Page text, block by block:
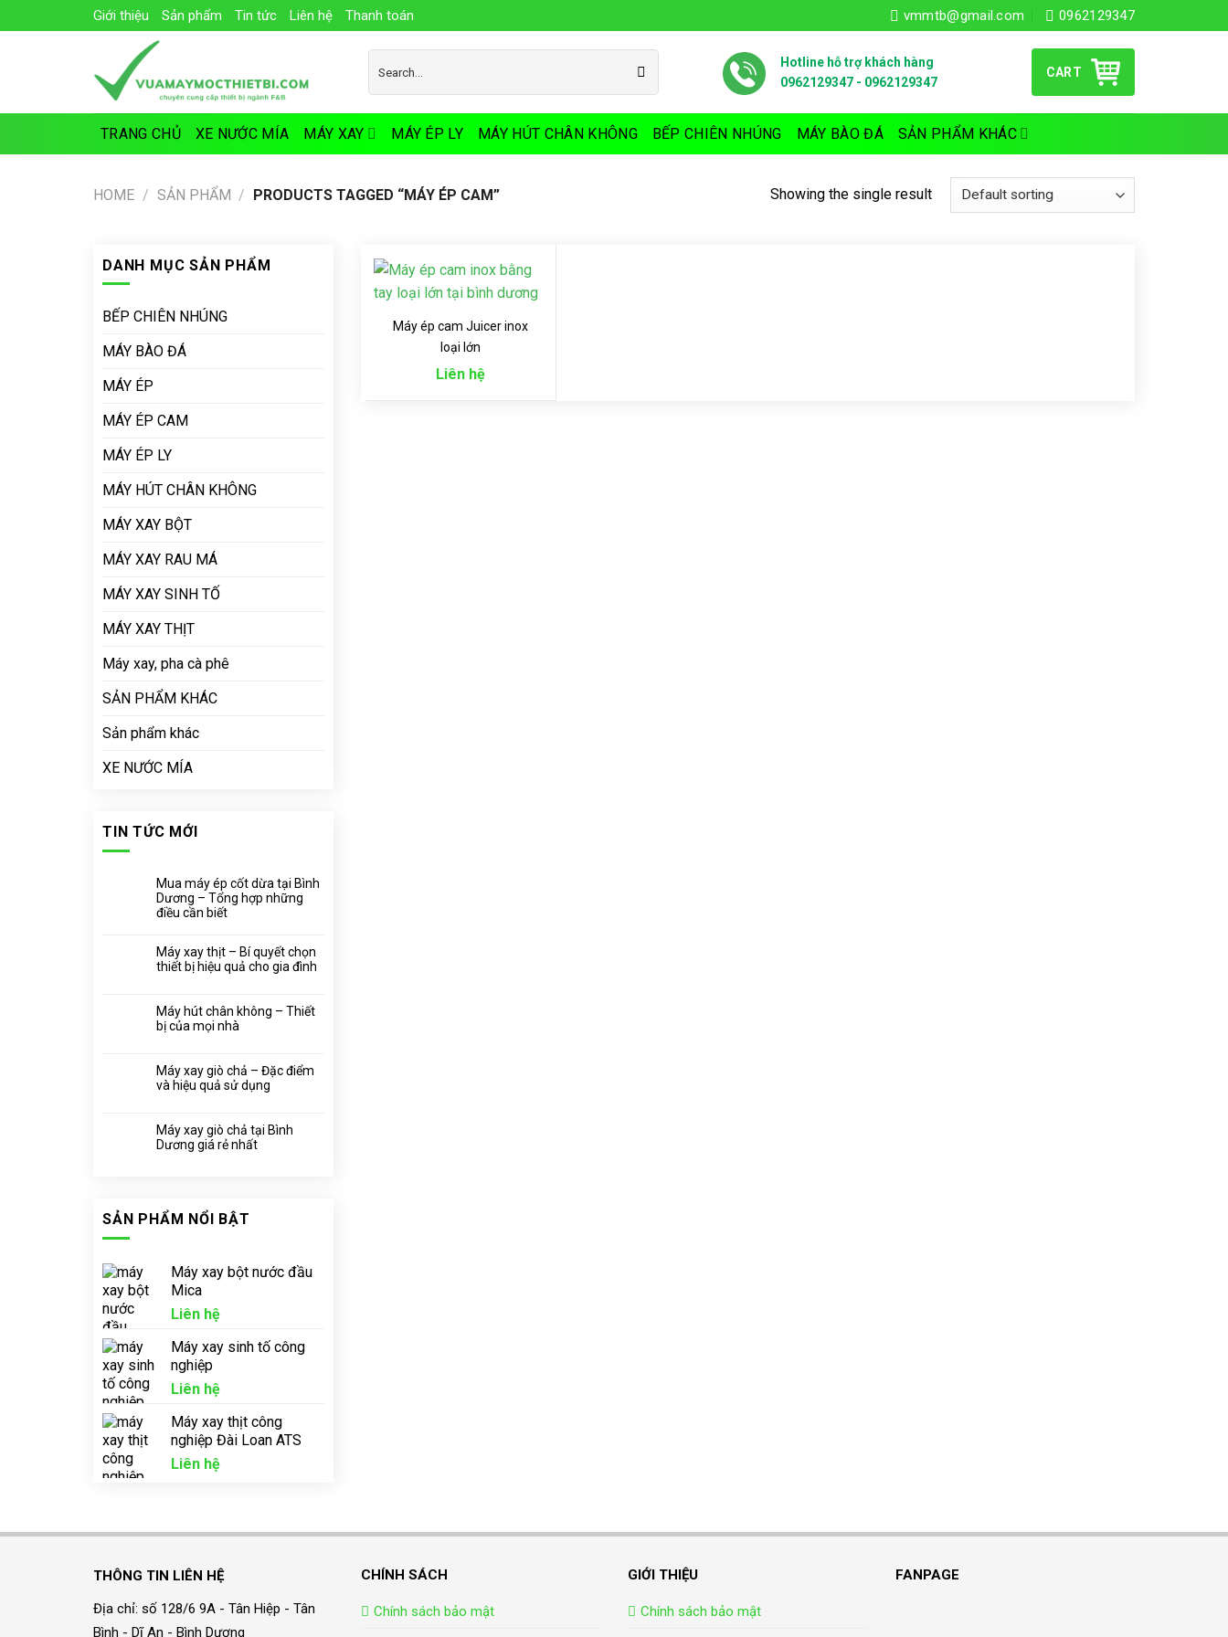
to
Giới thiệu Sản phẩm Tin tức Liên hệ Thanh toán vmmtb@gmail.com 0962129347
for:
Hotline hỗ trợ khách hàng
0962129347 - 0962129347
CART
TRANG CHỦ XE NƯỚC MÍA MÁY XAY MÁY ÉP LY MÁY HÚT CHÂN KHÔNG BẾP CHIÊN NHÚNG MÁY BÀO ĐÁ SẢN PHẨM KHÁC
HOME / SẢN PHẨM / PRODUCTS TAGGED “MÁY ÉP CAM” Showing the single result
DANH MỤC SẢN PHẨM
BẾP CHIÊN NHÚNG
MÁY BÀO ĐÁ
MÁY ÉP
MÁY ÉP CAM
MÁY ÉP LY
MÁY HÚT CHÂN KHÔNG
MÁY XAY BỘT
MÁY XAY RAU MÁ
MÁY XAY SINH TỐ
MÁY XAY THỊT
Máy xay, pha cà phê
SẢN PHẨM KHÁC
Sản phẩm khác
XE NƯỚC MÍA
TIN TỨC MỚI
Mua máy ép cốt dừa tại Bình
Dương – Tổng hợp những
điều cần biết
Máy xay thịt – Bí quyết chọn
thiết bị hiệu quả cho gia đình
Máy hút chân không – Thiết
bị của mọi nhà
Máy xay giò chả – Đặc điểm
và hiệu quả sử dụng
Máy xay giò chả tại Bình
Dương giá rẻ nhất
SẢN PHẨM NỔI BẬT
Máy xay bột nước đầu
Mica
Liên hệ
Máy xay sinh tố công
nghiệp
Liên hệ
Máy xay thịt công
nghiệp Đài Loan ATS
Liên hệ
Máy ép cam Juicer inox
loại lớn
Liên hệ
THÔNG TIN LIÊN HỆ
Địa chỉ: số 128/6 9A - Tân Hiệp - Tân
Bình - Dĩ An - Bình Dương
CHÍNH SÁCH
Chính sách bảo mật
GIỚI THIỆU
Chính sách bảo mật
FANPAGE